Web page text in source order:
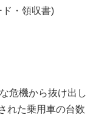
・領収書)
危機から抜け出し
れた乗用車の台数